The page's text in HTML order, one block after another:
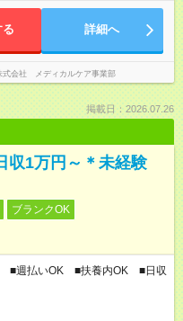
る 詳細へ
式会社 メディカルケア事業部
掲載日：2026.07.26
収1万円～＊未経験
ブランクOK
■週払いOK ■扶養内OK ■日収